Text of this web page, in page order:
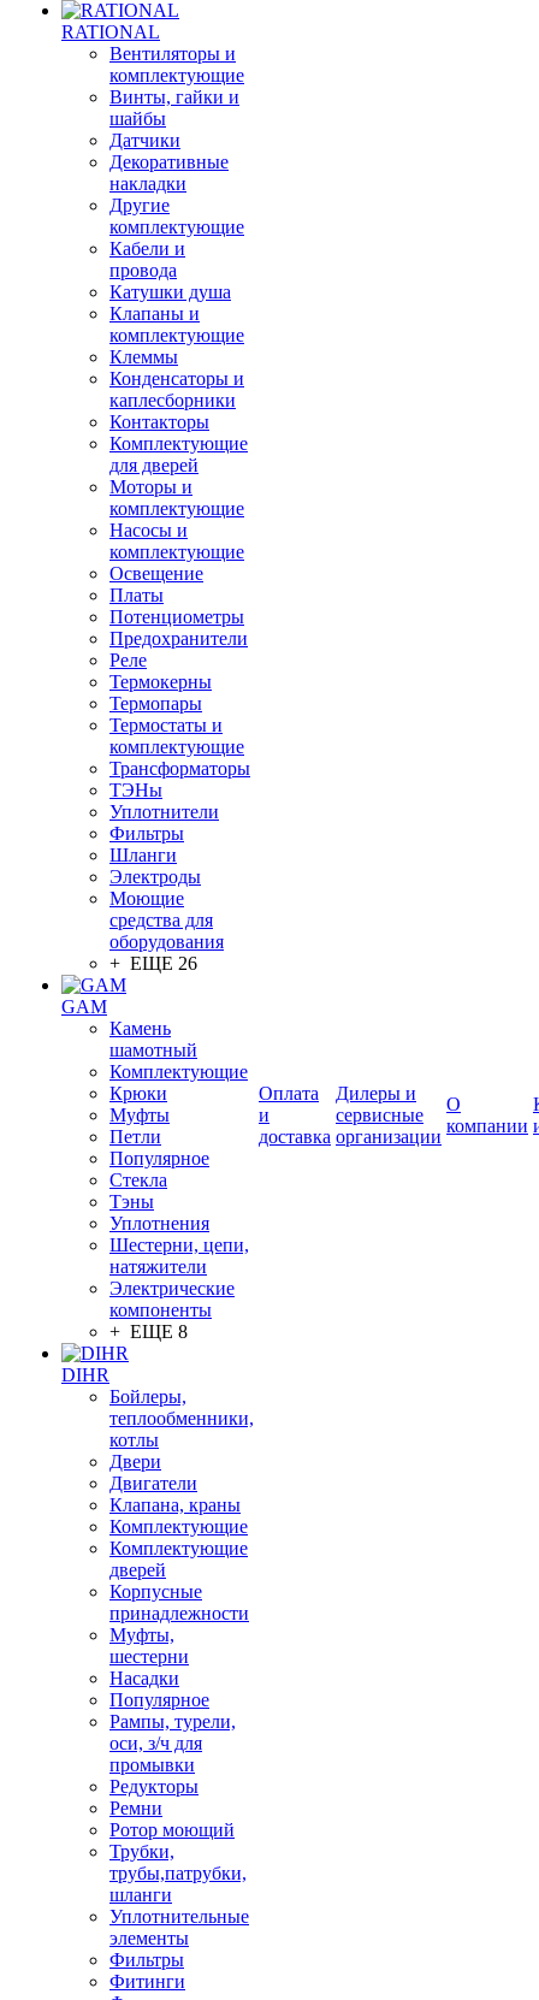
RATIONAL
Вентиляторы и
комплектующие
Винты, гайки и
шайбы
Датчики
Декоративные
накладки
Другие
комплектующие
Кабели и
провода
Катушки душа
Клапаны и
комплектующие
Клеммы
Конденсаторы и
каплесборники
Контакторы
Комплектующие
для дверей
Моторы и
комплектующие
Насосы и
комплектующие
Освещение
Платы
Потенциометры
Предохранители
Реле
Термокерны
Термопары
Термостаты и
комплектующие
Трансформаторы
ТЭНы
Уплотнители
Фильтры
Шланги
Электроды
Моющие
средства для
оборудования
+ ЕЩЕ 26
GAM
Камень
шамотный
Комплектующие
Крюки
Муфты
Петли
Популярное
Стекла
Тэны
Уплотнения
Шестерни, цепи,
натяжители
Электрические
компоненты
+ ЕЩЕ 8
DIHR
Бойлеры,
теплообменники,
котлы
Двери
Двигатели
Клапана, краны
Комплектующие
Комплектующие
дверей
Корпусные
принадлежности
Муфты,
шестерни
Насадки
Популярное
Рампы, турели,
оси, з/ч для
промывки
Редукторы
Ремни
Ротор моющий
Трубки,
трубы,патрубки,
шланги
Уплотнительные
элементы
Фильтры
Фитинги
Оплата
и
доставка
Дилеры и
сервисные
организации
О
компании